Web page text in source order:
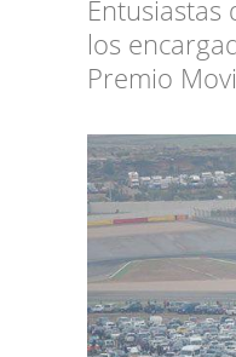
Entusiastas
los
Premio